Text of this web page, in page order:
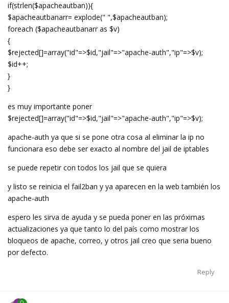
if(strlen($apacheautban)){
$apacheautbanarr= explode(" ",$apacheautban);
foreach ($apacheautbanarr as $v)
{
$rejected[]=array("id"=>$id,"jail"=>"apache-auth","ip"=>$v);
$id++;
}
}
es muy importante poner
$rejected[]=array("id"=>$id,"jail"=>"apache-auth","ip"=>$v);
apache-auth ya que si se pone otra cosa al eliminar la ip no
funcionara eso debe ser exacto al nombre del jail de iptables
se puede repetir con todos los jail que se quiera
y listo se reinicia el fail2ban y ya aparecen en la web también los
apache-auth
espero les sirva de ayuda y se pueda poner en las próximas
actualizaciones ya que tanto lo del país como mostrar los
bloqueos de apache, correo, y otros jail creo que seria bueno
por defecto.
Reply